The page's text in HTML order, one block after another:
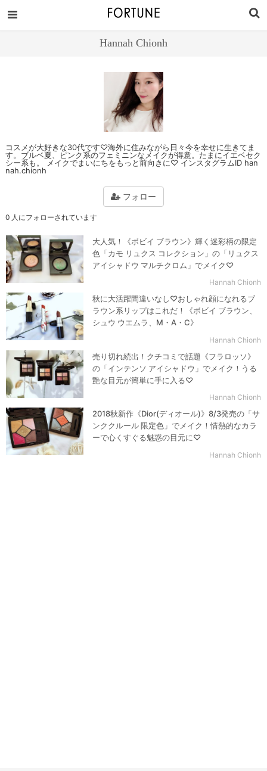
Hannah Chionh
コスメが大好きな30代です♡海外に住みながら日々今を幸せに生きてま
す。ブルベ夏、ピンク系のフェミニンなメイクが得意。たまにイエベセク
シー系も。 メイクでまいにちをもっと前向きに♡ インスタグラムID han
nah.chionh
フォロー
0 人にフォローされています
大人気！《ボビイ ブラウン》輝く迷彩柄の限定
色「カモ リュクス コレクション」の「リュクス
アイシャドウ マルチクロム」でメイク♡
Hannah Chionh
秋に大活躍間違いなし♡おしゃれ顔になれるブ
ラウン系リップはこれだ！《ボビイ ブラウン、
シュウ ウエムラ、M・A・C》
Hannah Chionh
売り切れ続出！クチコミで話題《フラロッソ》
の「インテンソ アイシャドウ」でメイク！うる
艶な目元が簡単に手に入る♡
Hannah Chionh
2018秋新作《Dior(ディオール)》8/3発売の「サ
ンククルール 限定色」でメイク！情熱的なカラ
ーで心くすぐる魅惑の目元に♡
Hannah Chionh